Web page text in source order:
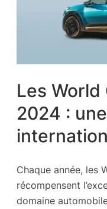
Les World
2024 :
Chaque année, les
récompensent
domaine